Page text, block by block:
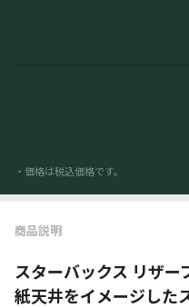
・価格は税込価格です。
商品説明
スターバックス リザー
紙天井をイメージした